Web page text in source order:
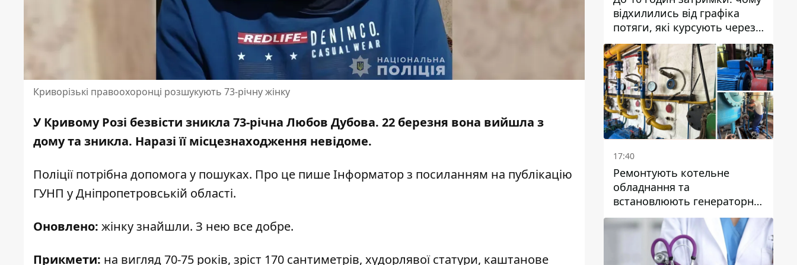
Криворізькі правоохоронці розшукують 73-річну жінку
У Кривому Розі безвісти зникла 73-річна Любов Дубова. 22 березня вона вийшла з
дому та зникла. Наразі її місцезнаходження невідоме.
Поліції потрібна допомога у пошуках. Про це пише Інформаторз посиланням на публікацію
ГУНП у Дніпропетровській області.
Оновлено: жінку знайшли. З нею все добре.
Прикмети: на вигляд 70-75 років, зріст 170 сантиметрів, худорлявої статури, каштанове
відхилились від графіка
потяги, які курсують через
Дніпро та область
17:40
Ремонтують котельне
обладнання та
встановлюють генераторні
установки: як у Дніпрі
готуються до
опалювального сезону